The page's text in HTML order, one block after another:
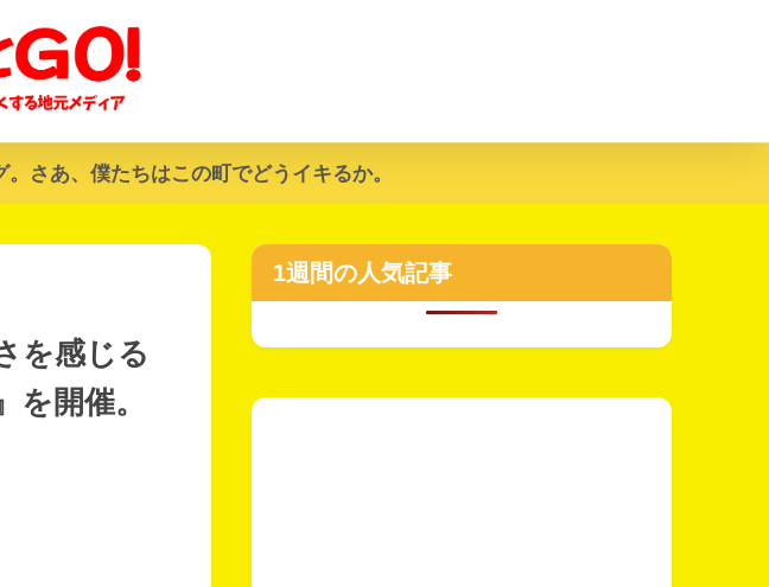
さあ、僕たちはこの町でどうイキるか。
を感じる
を開催。
1週間の人気記事